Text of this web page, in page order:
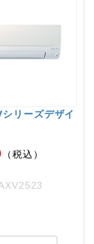
リーズデザイ
（税込）